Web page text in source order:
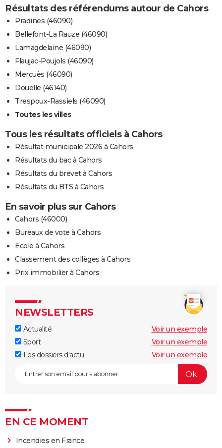
Résultats des référendums autour de Cahors
Pradines (46090)
Bellefont-La Rauze (46090)
Lamagdelaine (46090)
Flaujac-Poujols (46090)
Mercuès (46090)
Douelle (46140)
Trespoux-Rassiels (46090)
Toutes les villes
Tous les résultats officiels à Cahors
Résultat municipale 2026 à Cahors
Résultats du bac à Cahors
Résultats du brevet à Cahors
Résultats du BTS à Cahors
En savoir plus sur Cahors
Cahors (46000)
Bureaux de vote à Cahors
Ecole à Cahors
Classement des collèges à Cahors
Prix immobilier à Cahors
NEWSLETTERS
Actualité
Voir un exemple
Sport
Voir un exemple
Les dossiers d'actu
Voir un exemple
EN CE MOMENT
Incendies en France